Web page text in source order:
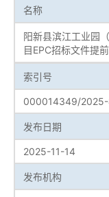
名称
阳新县滨江工业园
目EPC招标文件提
索引号
000014349/
发布日期
2025-11-14
发布机构